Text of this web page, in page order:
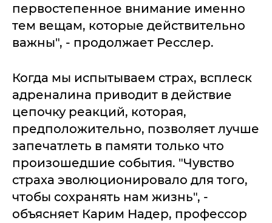
первостепенное внимание именно
тем вещам, которые действительно
важны", - продолжает Ресслер.
Когда мы испытываем страх, всплеск
адреналина приводит в действие
цепочку реакций, которая,
предположительно, позволяет лучше
запечатлеть в памяти только что
произошедшие события. "Чувство
страха эволюционировало для того,
чтобы сохранять нам жизнь", -
объясняет Карим Надер, профессор